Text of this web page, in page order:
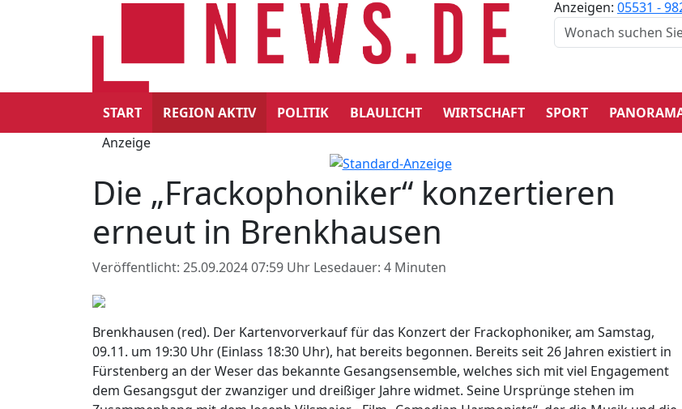
Anzeigen: 05531 -
START REGION AKTIV POLITIK BLAULICHT WIRTSCHAFT SPORT
Anzeige
Die „Frackophoniker“ konzertieren
erneut in Brenkhausen
Veröffentlicht: 25.09.2024 07:59 Uhr Lesedauer: 4 Minuten
Brenkhausen (red). Der Kartenvorverkauf für das Konzert der Frackophoniker, am Samstag,
09.11. um 19:30 Uhr (Einlass 18:30 Uhr), hat bereits begonnen. Bereits seit 26 Jahren existiert in
Fürstenberg an der Weser das bekannte Gesangsensemble, welches sich mit viel Engagement
dem Gesangsgut der zwanziger und dreißiger Jahre widmet. Seine Ursprünge stehen im